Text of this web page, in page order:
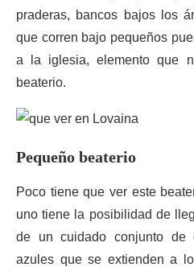
praderas, bancos bajos los
que corren bajo pequeños
a la iglesia, elemento que
beaterio.
Pequeño beaterio
Poco tiene que ver este
uno tiene la posibilidad de
de un cuidado conjunto de
azules que se extienden a